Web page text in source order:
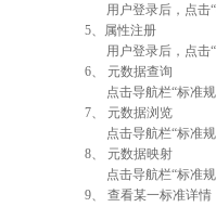
用户登录后，点击
5、属性注册
用户登录后，点击
6、 元数据查询
点击导航栏“标准
7、 元数据浏览
点击导航栏“标准
8、 元数据映射
点击导航栏“标准
9、 查看某一标准详情